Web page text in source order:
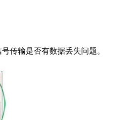
传输是否有数据丢失问题。